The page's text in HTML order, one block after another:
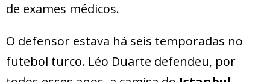
de exames médicos.
O defensor estava há seis temporadas no
futebol turco. Léo Duarte defendeu, por